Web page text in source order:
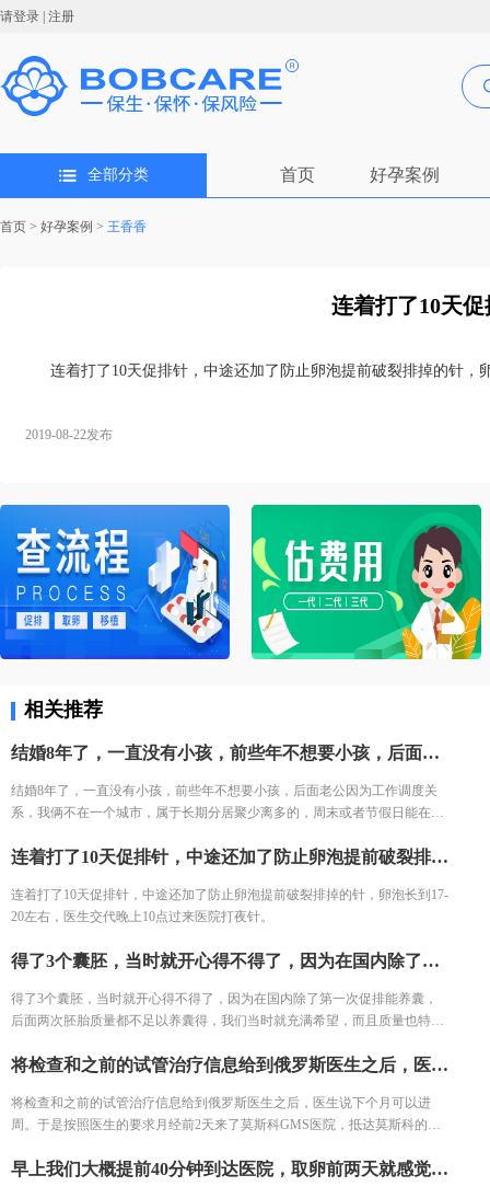
请登录 | 注册
全部分类 首页 好孕案例
首页 > 好孕案例 > 王香香
连着打了10天
连着打了10天促排针，中途还加了防止卵泡提前破裂排掉的针，
2019-08-22发布
相关推荐
结婚8年了，一直没有小孩，前些年不想要小孩，后面老公因为工作调度关系，我俩不在一个城市，属于长期分居聚少离多的，周末或者节假日能在一起，有时候时间也不凑巧，也没怀上。最后检查发现老公属于少弱精症，畸形率也高，我在国内做了3次试管，一次生化，还有2次没有着床，都说是年纪大了，成功率很低，其他都让我卵捐赠，但是我无法接受，也已经做好了长期抗战的准备了，有认识的朋友推荐所以最后和老公决定去俄罗斯做试管婴儿。俄罗斯医疗水平我感觉比国内好，而且能做三代，在网上查阅许久资料之后决定去俄罗斯做试管，据说实验室特别好。
结婚8年了，一直没有小孩，前些年不想要小孩，后面老公因为工作调度关
系，我俩不在一个城市，属于长期分居聚少离多的，周末或者节假日能在一
形率也高，我在国内做了3次试管，一次生化，还有2次没有着床，都说是年
长期抗战的准备了，有认识的朋友推荐所以最后和老公决定去俄罗斯做试管
婴儿。俄罗斯医疗水平我感觉比国内好，而且能做三代，在网上查阅许久资
连着打了10天促排针，中途还加了防止卵泡提前破裂排掉的针，卵泡长到17-20左右，医生交代晚上10点过来医院打夜针。
连着打了10天促排针，中途还加了防止卵泡提前破裂排掉的针，卵泡长到17-
20左右，医生交代晚上10点过来医院打夜针。
得了3个囊胚，当时就开心得不得了，因为在国内除了第一次促排能养囊，后面两次胚胎质量都不足以养囊得，我们当时就充满希望，而且质量也特别好，4AA,3BB,3BC.只是没想到PGS结果出来之后没一个可以移植的胚胎，虽然有点难过，但是也能预想到这个结果，毕竟已经做好了多次促排得准备了，希望下次能取得健康的胚胎。
得了3个囊胚，当时就开心得不得了，因为在国内除了第一次促排能养囊，
后面两次胚胎质量都不足以养囊得，我们当时就充满希望，而且质量也特别
然有点难过，但是也能预想到这个结果，毕竟已经做好了多次促排得准备将检查和之前的试管治疗信息给到俄罗斯医生之后，医生说下个月可以进周。于是按照医生的要求月经前2天来了莫斯科GMS医院，抵达莫斯科的第二天去见了医生，医生长的特别好看，身材特别好，网上流传不假，俄罗斯美女是真的多，真的好看，肤白貌美，身材高挑，哎扯远了。医生病情问得非常详细，让月经第三天过来做B超后，月经第三天开始打针了都是打肚子的针所以不疼，在促排监测卵泡期间，医生也会根据卵泡的生长情况，调整用药。住的酒店离医院比较近，交通也比较便利，楼下有超市和餐厅总的来说比较方便。
将检查和之前的试管治疗信息给到俄罗斯医生之后，医生说下个月可以进
周。于是按照医生的要求月经前2天来了莫斯科GMS医院，抵达莫斯科的第
美女是真的多，真的好看，肤白貌美，身材高挑，哎扯远了。医生病情问得早上我们大概提前40分钟到达医院，取卵前两天就感觉到肚子有些涨涨的，所以促排后面几天都不敢再到处晃悠了，就在酒店附近溜达。取卵手术比较顺利，术后肚子有一点疼，不过可以忍受。取了12个卵，正常受精了11个。取卵后生殖顾问交代了术后注意事项，多吃高蛋白的食物，多喝水多排尿，2个星期内禁止运动和性生活。然后胚胎这边有任何进展都会第一时间告知我们。